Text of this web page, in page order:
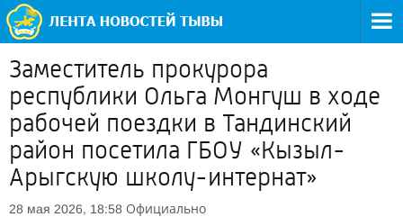
Заместитель прокурора
республики Ольга Монгуш в ходе
рабочей поездки в Тандинский
район посетила ГБОУ «Кызыл-
Арыгскую школу-интернат»
28 мая 2026, 18:58 Официально